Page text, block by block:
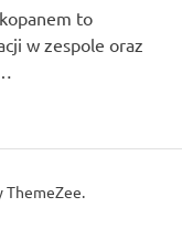
to
w zespole oraz
ThemeZee.